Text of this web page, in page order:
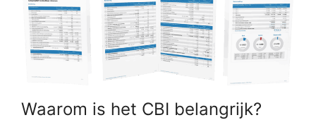
Waarom is het CBI belangrijk?